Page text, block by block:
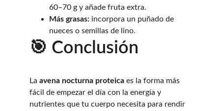
60–70 g y añade fruta extra.
Más grasas: incorpora un puñado de
nueces o semillas de lino.
🎯 Conclusión
La avena nocturna proteica es la forma más
fácil de empezar el día con la energía y
nutrientes que tu cuerpo necesita para rendir